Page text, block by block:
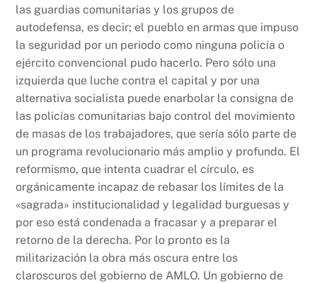
las guardias comunitarias y los grupos de
autodefensa, es decir; el pueblo en armas que impuso
la seguridad por un periodo como ninguna policía o
ejército convencional pudo hacerlo. Pero sólo una
izquierda que luche contra el capital y por una
alternativa socialista puede enarbolar la consigna de
las policías comunitarias bajo control del movimiento
de masas de los trabajadores, que sería sólo parte de
un programa revolucionario más amplio y profundo. El
reformismo, que intenta cuadrar el círculo, es
orgánicamente incapaz de rebasar los límites de la
«sagrada» institucionalidad y legalidad burguesas y
por eso está condenada a fracasar y a preparar el
retorno de la derecha. Por lo pronto es la
militarización la obra más oscura entre los
claroscuros del gobierno de AMLO. Un gobierno de